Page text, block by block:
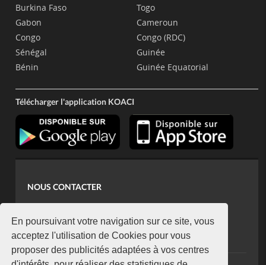
En poursuivant votre navigation sur ce site, vous
acceptez l'utilisation de Cookies pour vous
proposer des publicités adaptées à vos centres
Burkina Faso
Gabon
Congo
Sénégal
Bénin
Togo
Cameroun
Congo (RDC)
Guinée
Guinée Equatorial
Télécharger l'application KOACI
NOUS CONTACTER
koaci@yahoo.fr
+225 07 08 85 52 93